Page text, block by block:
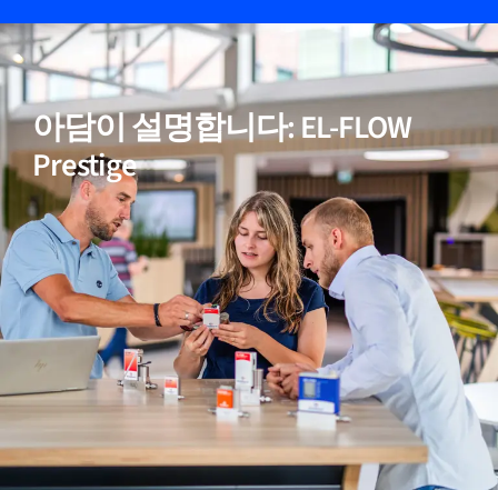
05
비활성(반응성) 가스에 적합
06
정확한 온도 보정
아담이 설명합니다: EL-FLOW
Prestige